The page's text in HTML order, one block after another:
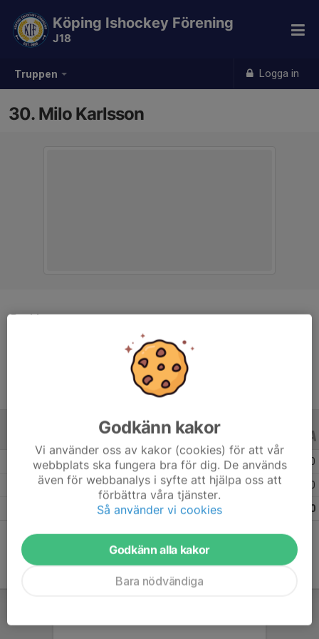
Truppen Logga in
Köping Ishockey Förening
J18
30. Milo Karlsson
Position
-
17 år
ALLA ÅR
Säsongen 25/26 8 0 0
Säsongen 24/25 12 0
0
Godkänn kakor
Vi använder oss av kakor (cookies) för att vår
webbplats ska fungera bra för dig. De används
även för webbanalys i syfte att hjälpa oss att
förbättra våra tjänster.
Så använder vi cookies
Godkänn alla kakor
Bara nödvändiga